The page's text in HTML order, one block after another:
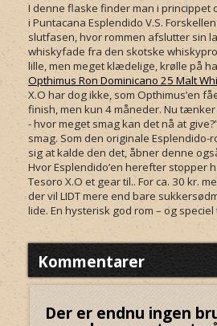
I denne flaske finder man i princippet
i Puntacana Esplendido V.S.
slutfasen, hvor rommen afslutter sin
whiskyfade fra den skotske
lille, men meget klædelige, krølle på
Opthimus Ron Dominicano 25 Malt
X.O har dog ikke, som Opthimus’en
finish, men kun 4 måneder. Nu
- hvor meget smag kan det nå at
smag. Som den originale Esplendido-
sig at kalde den det, åbner denne
Hvor Esplendido’en herefter stopper
Tesoro X.O et gear til.. For ca. 30 kr.
der vil LIDT mere end bare
lide. En hysterisk god rom – og
Kommentarer
Der er endnu ingen